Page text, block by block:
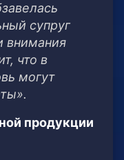
супруг
внимания
что в
могут
продукции